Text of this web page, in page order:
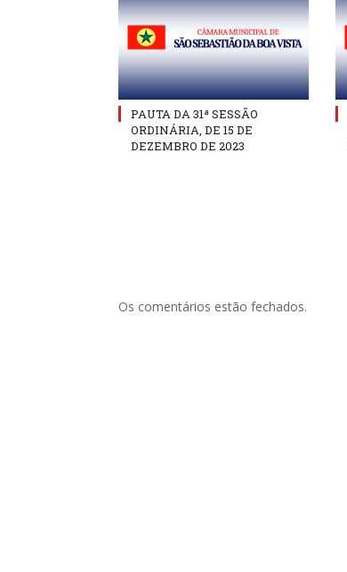
PAUTA DA 31ª SESSÃO
ORDINÁRIA, DE 15 DE
DEZEMBRO DE 2023
Os comentários estão fechados.